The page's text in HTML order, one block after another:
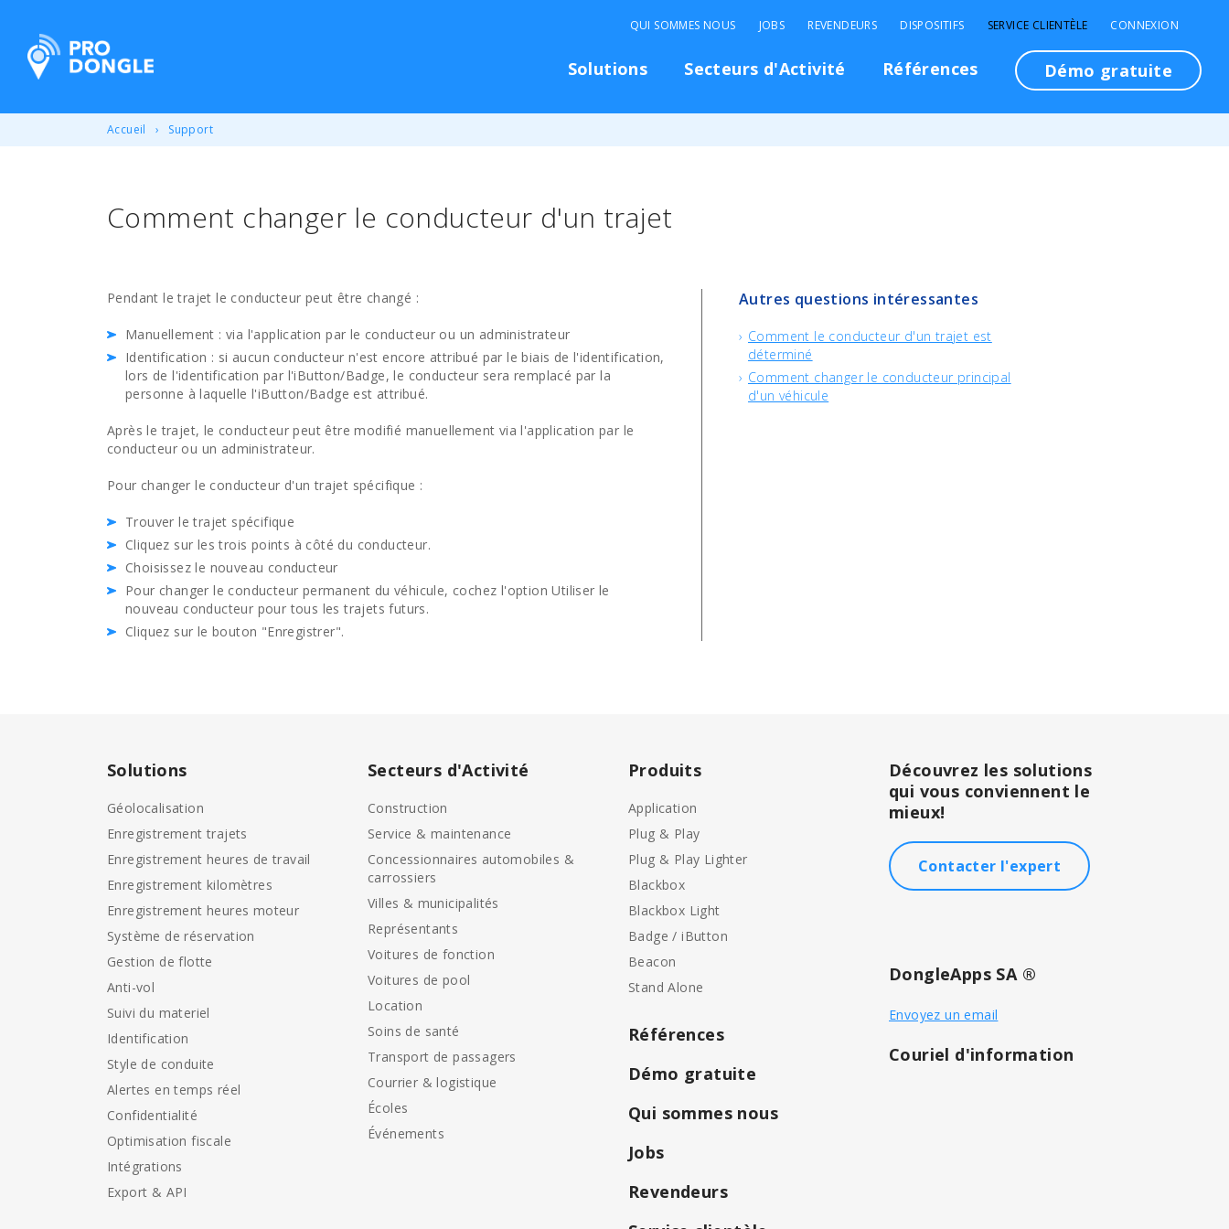
ProDongle Géolocalisation
Solutions Secteurs d'Activité Références Démo gratuite
QUI SOMMES NOUS JOBS REVENDEURS DISPOSITIFS SERVICE CLIENTÈLE CONNEXION
Accueil Support
Comment changer le conducteur d'un trajet
Pendant le trajet le conducteur peut être changé :
Manuellement : via l'application par le conducteur ou un administrateur
Identification : si aucun conducteur n'est encore attribué par le biais de l'identification,
lors de l'identification par l'iButton/Badge, le conducteur sera remplacé par la
personne à laquelle l'iButton/Badge est attribué.
Après le trajet, le conducteur peut être modifié manuellement via l'application par le
conducteur ou un administrateur.
Pour changer le conducteur d'un trajet spécifique :
Trouver le trajet spécifique
Cliquez sur les trois points à côté du conducteur.
Choisissez le nouveau conducteur
Pour changer le conducteur permanent du véhicule, cochez l'option Utiliser le
nouveau conducteur pour tous les trajets futurs.
Cliquez sur le bouton "Enregistrer".
Autres questions intéressantes
Comment le conducteur d'un trajet est
déterminé
Comment changer le conducteur principal
d'un véhicule
Solutions
Géolocalisation
Enregistrement trajets
Enregistrement heures de travail
Enregistrement kilomètres
Enregistrement heures moteur
Système de réservation
Gestion de flotte
Anti-vol
Suivi du materiel
Identification
Style de conduite
Alertes en temps réel
Confidentialité
Optimisation fiscale
Intégrations
Export & API
Secteurs d'Activité
Construction
Service & maintenance
Concessionnaires automobiles &
carrossiers
Villes & municipalités
Représentants
Voitures de fonction
Voitures de pool
Location
Soins de santé
Transport de passagers
Courrier & logistique
Écoles
Événements
Produits
Application
Plug & Play
Plug & Play Lighter
Blackbox
Blackbox Light
Badge / iButton
Beacon
Stand Alone
Références
Démo gratuite
Qui sommes nous
Jobs
Revendeurs
Découvrez les solutions
qui vous conviennent le
mieux!
Contacter l'expert
DongleApps SA ®
Envoyez un email
Couriel d'information